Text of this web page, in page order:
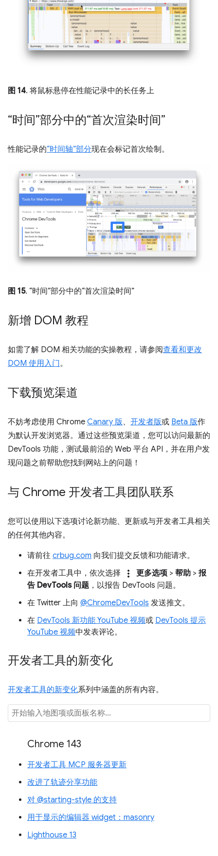
图 14. 将鼠标悬停在性能记录中的长任务上
“时间”部分中的“首次渲染时间”
性能记录的“时间轴”部分现在会标记首次绘制。
图 15. “时间”部分中的“首次渲染时间”
新增 DOM 教程
如需了解 DOM 相关功能的实操教程，请参阅查看和更改
DOM 使用入门。
下载预览渠道
不妨考虑使用 Chrome Canary 版 、 开发者版或 Beta 版作
为默认开发浏览器。通过这些预览渠道，您可以访问最新的
DevTools 功能，测试最前沿的 Web 平台 API，并在用户发
现问题之前帮助您找到网站上的问题！
与 Chrome 开发者工具团队联系
您可以使用以下选项讨论新功能、更新或与开发者工具相关
的任何其他内容。
请前往 crbug.com 向我们提交反馈和功能请求。
在开发者工具中，依次选择
more_vert 更多选项 > 帮助 > 报
告 DevTools 问题 ，以报告 DevTools 问题。
在 Twitter 上向 @ChromeDevTools 发送推文。
在 DevTools 新功能 YouTube 视频或 DevTools 提示
YouTube 视频中发表评论。
开发者工具的新变化
开发者工具的新变化系列中涵盖的所有内容。
Chrome 143
开发者工具 MCP 服务器更新
改进了轨迹分享功能
对 @starting-style 的支持
用于显示的编辑器 widget：masonry
Lighthouse 13